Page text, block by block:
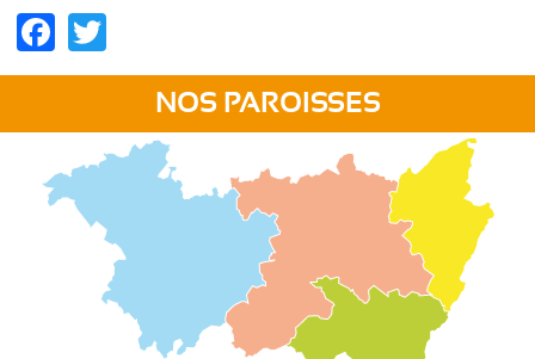
Facebook
NOS PAROISSES